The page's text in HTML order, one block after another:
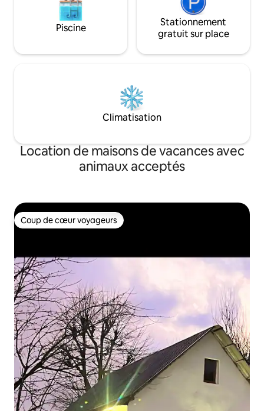
Piscine
Stationnement
gratuit sur place
Climatisation
Location de maisons de vacances avec
animaux acceptés
Coup de cœur voyageurs
Coup de cœur voyageurs